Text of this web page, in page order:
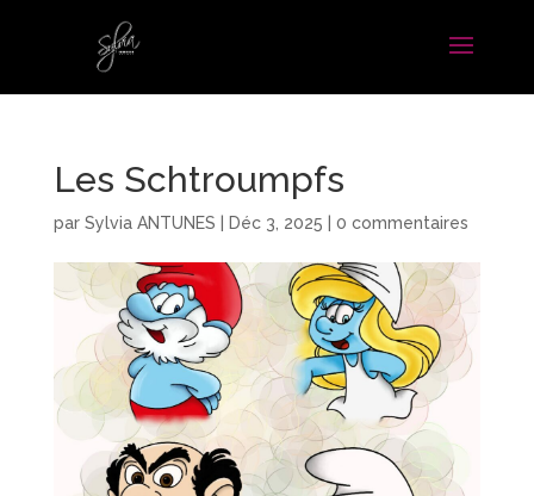
Les Schtroumpfs
par Sylvia ANTUNES Déc 3, 2025 0 commentaires